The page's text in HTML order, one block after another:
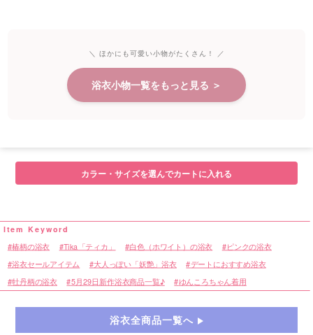
＼ ほかにも可愛い小物がたくさん！ ／
浴衣小物一覧をもっと見る ＞
カラー・サイズを選んでカートに入れる
椿柄の浴衣 Tika「ティカ」 白色（ホワイト）の浴衣 ピンクの浴衣
浴衣セールアイテム 大人っぽい「妖艶」浴衣 デートにおすすめ浴衣
牡丹柄の浴衣 5月29日新作浴衣商品一覧♪ ゆんころちゃん着用
浴衣全商品一覧へ